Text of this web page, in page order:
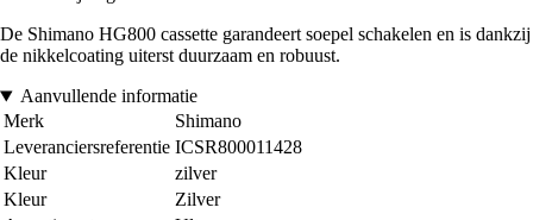
De Shimano HG800 cassette garandeert soepel schakelen en is dankzij
de nikkelcoating uiterst duurzaam en robuust.
Aanvullende informatie
Merk
Shimano
Leveranciersreferentie ICSR800011428
Kleur
zilver
Kleur
Zilver